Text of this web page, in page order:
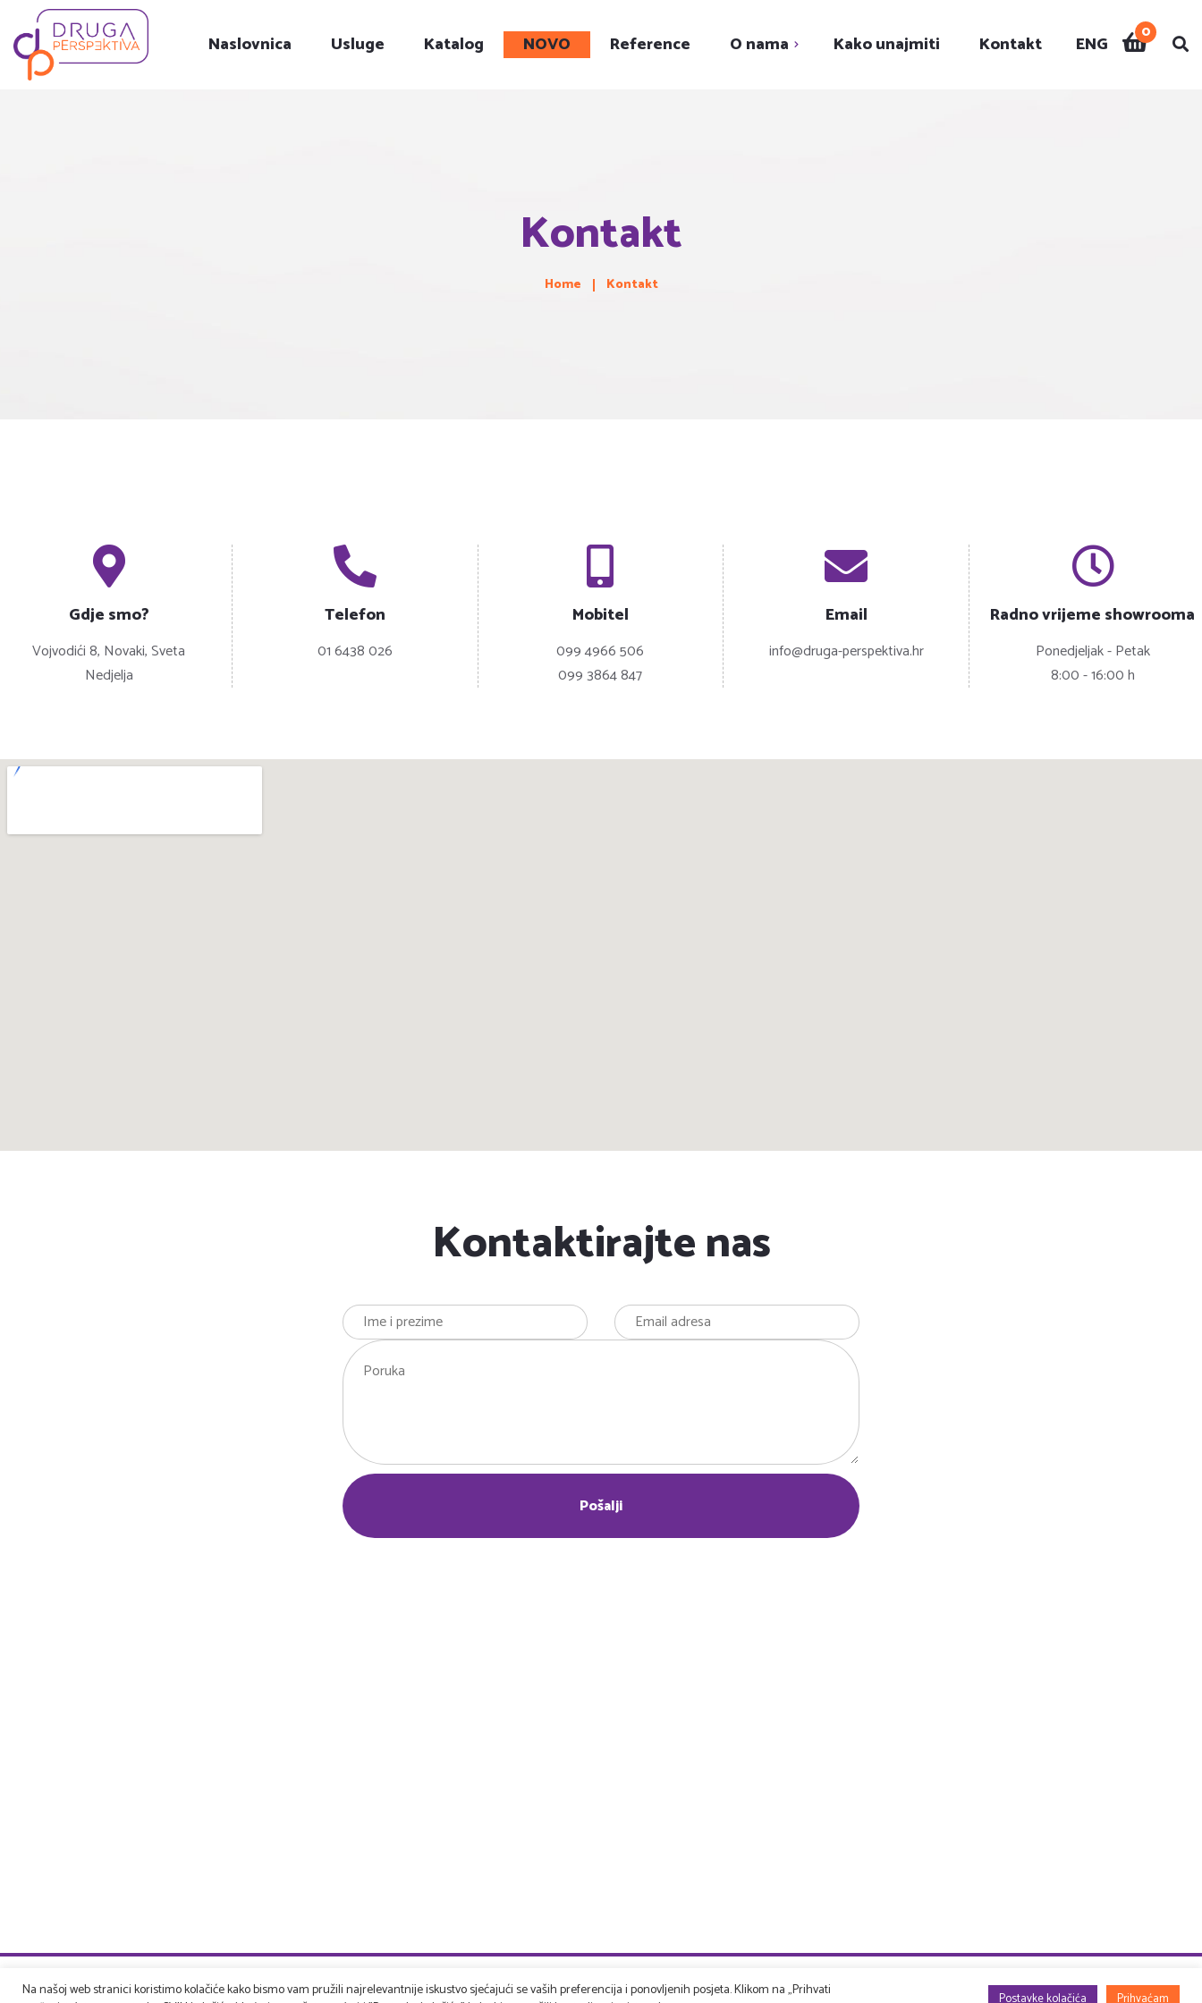
Naslovnica Usluge Katalog NOVO Reference O nama
Društveni projekti
Kako unajmiti Kontakt ENG 0
Kontakt
Home Kontakt
Gdje smo?
Vojvodići 8, Novaki, Sveta
Nedjelja
Telefon
01 6438 026
Mobitel
099 4966 506
099 3864 847
Email
info@druga-perspektiva.hr
Radno vrijeme showrooma
Ponedjeljak - Petak
8:00 - 16:00 h
Kontaktirajte nas
Na našoj web stranici koristimo kolačiće kako bismo vam pružili najrelevantnije iskustvo sjećajući se vaših preferencija i ponovljenih posjeta. Klikom na „Prihvati
Postavke kolačića Prihvaćam